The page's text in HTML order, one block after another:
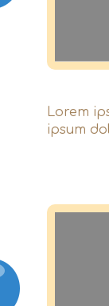
Lorem
ipsum